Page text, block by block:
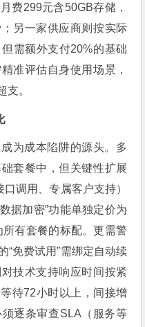
费299元含50GB存储，
另一家供应商则按实际
需额外支付20%的基础
准评估自身使用场景，
支。
为成本陷阱的源头。多
套餐中，但关键性扩展
调用、专属客户支持）
据加密”功能单独定价为
有套餐的标配。更需警
“免费试用”需绑定自动续
技术支持响应时间按紧
待72小时以上，间接增
逐条审查SLA（服务等